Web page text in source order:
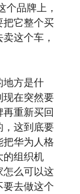
个品牌上，
把它整个买
这个车，
地方是什
现在突然要
重新买回
，这到底要
把华为人格
的组织机
怎么可以这
要去做这个